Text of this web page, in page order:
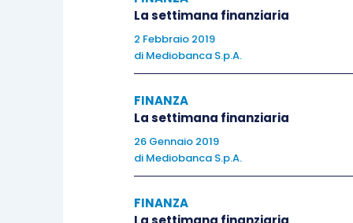
Europa
altre indicazioni di rilievo provenienti
di luglio: i valori sono rispettivamente
52.7 per il Servizi, tutti in lieve
precedente mese, positivo a +19.2.
La settimana finanziaria
2 Febbraio 2019
di Mediobanca S.p.A.
FINANZA
La settimana finanziaria
26 Gennaio 2019
di Mediobanca S.p.A.
FINANZA